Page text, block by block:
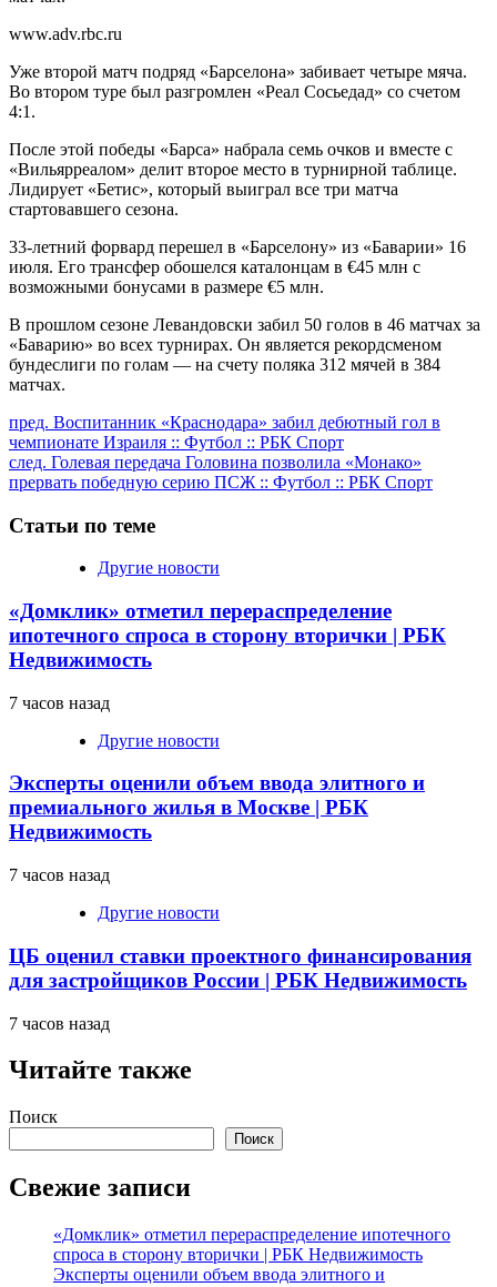
www.adv.rbc.ru
Уже второй матч подряд «Барселона» забивает четыре мяча.
Во втором туре был разгромлен «Реал Сосьедад» со счетом
4:1.
После этой победы «Барса» набрала семь очков и вместе с
«Вильярреалом» делит второе место в турнирной таблице.
Лидирует «Бетис», который выиграл все три матча
стартовавшего сезона.
33-летний форвард перешел в «Барселону» из «Баварии» 16
июля. Его трансфер обошелся каталонцам в €45 млн с
возможными бонусами в размере €5 млн.
В прошлом сезоне Левандовски забил 50 голов в 46 матчах за
«Баварию» во всех турнирах. Он является рекордсменом
бундеслиги по голам — на счету поляка 312 мячей в 384
матчах.
Продолжить
чтение
пред. Воспитанник «Краснодара» забил дебютный гол в
чемпионате Израиля :: Футбол :: РБК Спорт
след. Голевая передача Головина позволила «Монако»
прервать победную серию ПСЖ :: Футбол :: РБК Спорт
Статьи по теме
Другие новости
«Домклик» отметил перераспределение
ипотечного спроса в сторону вторички | РБК
Недвижимость
7 часов назад
Другие новости
Эксперты оценили объем ввода элитного и
премиального жилья в Москве | РБК
Недвижимость
7 часов назад
Другие новости
ЦБ оценил ставки проектного финансирования
для застройщиков России | РБК Недвижимость
7 часов назад
Читайте также
Поиск
Поиск
Свежие записи
«Домклик» отметил перераспределение ипотечного
спроса в сторону вторички | РБК Недвижимость
Эксперты оценили объем ввода элитного и